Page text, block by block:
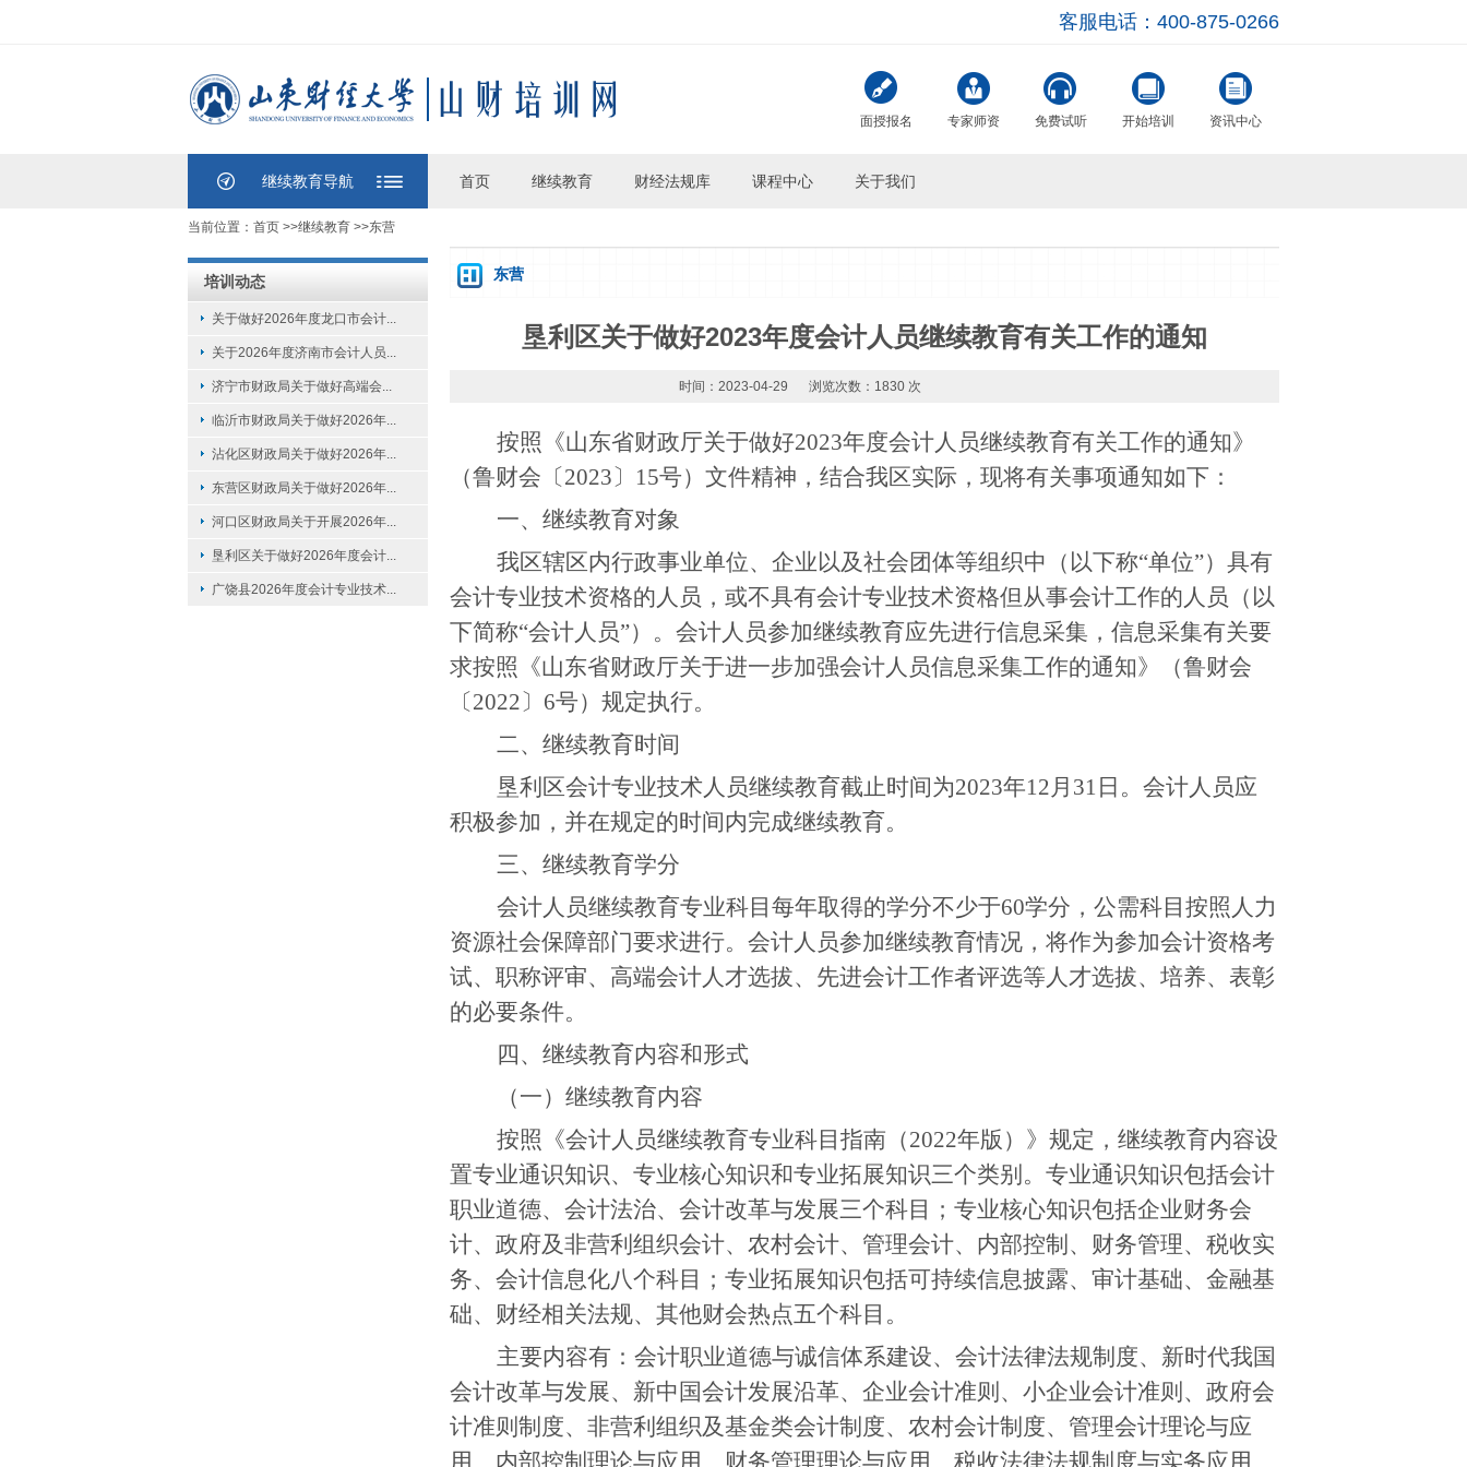
客服电话：400-875-0266
面授报名 专家师资 免费试听 开始培训 资讯中心
继续教育导航 首页 继续教育 财经法规库 课程中心 关于我们
当前位置： 首页 >>继续教育 >>东营
培训动态
关于做好2026年度龙口市会计...
关于2026年度济南市会计人员...
济宁市财政局关于做好高端会...
临沂市财政局关于做好2026年...
沾化区财政局关于做好2026年...
东营区财政局关于做好2026年...
河口区财政局关于开展2026年...
垦利区关于做好2026年度会计...
广饶县2026年度会计专业技术...
东营
垦利区关于做好2023年度会计人员继续教育有关工作的通知
时间：2023-04-29 浏览次数：1830 次
按照《山东省财政厅关于做好2023年度会计人员继续教育有关工作的通知》
（鲁财会〔2023〕15号）文件精神，结合我区实际， 现将有关事项通知如下：
一、继续教育对象
我区辖区内行政事业单位、企业以及社会团体等组织中（以下称“单位”）具有
会计专业技术资格的人员，或不具有会计专业技术资格但从事会计工作的人员（以
下简称“会计人员”）。会计人员参加继续教育应先进行信息采集，信息采集有关要
求按照《山东省财政厅关于进一步加强会计人员信息采集工作的通知》（鲁财会
〔2022〕6号）规定执行。
二、继续教育时间
垦利区会计专业技术人员继续教育截止时间为2023年12月31日。会计人员应
积极参加，并在规定的时间内完成继续教育。
三、继续教育学分
会计人员继续教育专业科目每年取得的学分不少于60学分，公需科目按照人力
资源社会保障部门要求进行。会计人员参加继续教育情况，将作为参加会计资格考
试、职称评审、高端会计人才选拔、先进会计工作者评选等人才选拔、培养、表彰
的必要条件。
四、继续教育内容和形式
（一）继续教育内容
按照 《会计人员继续教育专业科目指南（2022年版）》规定，继续教育内容设
置专业通识知识、专业核心知识和专业拓展知识三个类别。专业通识知识包括会计
职业道德、会计法治、会计改革与发展三个科目；专业核心知识包括企业财务会
计、政府及非营利组织会计、农村会计、管理会计、内部控制、财务管理、税收实
务、会计信息化八个科目；专业拓展知识包括可持续信息披露、审计基础、金融基
础、财经相关法规、其他财会热点五个科目。
主要内容有：会计职业道德与诚信体系建设、会计法律法规制度、新时代我国
会计改革与发展、新中国会计发展沿革、企业会计准则、小企业会计准则、政府会
计准则制度、非营利组织及基金类会计制度、农村会计制度、管理会计理论与应
用、内部控制理论与应用、财务管理理论与应用、税收法律法规制度与实务应用、